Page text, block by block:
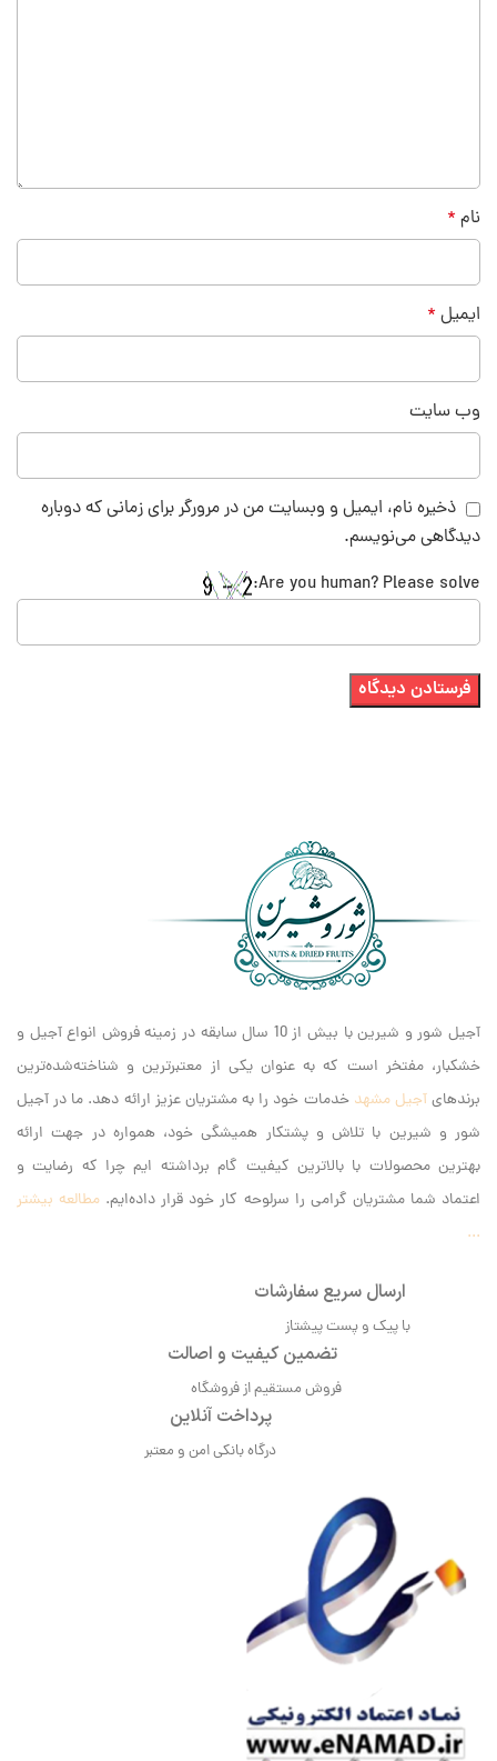
نام *
ایمیل *
وب‌ سایت
ذخیره نام، ایمیل و وبسایت من در مرورگر برای زمانی که دوباره
دیدگاهی می‌نویسم.
Are you human? Please solve:
آجیل شور و شیرین با بیش از 10 سال سابقه در زمینه فروش انواع آجیل و
خشکبار، مفتخر است که به عنوان یکی از معتبرترین و شناخته‌شده‌ترین
برندهایآجیل مشهد خدمات خود را به مشتریان عزیز ارائه دهد. ما در آجیل
شور و شیرین با تلاش و پشتکار همیشگی خود، همواره در جهت ارائه
بهترین محصولات با بالاترین کیفیت گام برداشته ایم‌ چرا که رضایت و
اعتماد شما مشتریان گرامی را سرلوحه کار خود قرار داده‌ایم. مطالعه بیشتر
...
ارسال سریع سفارشات
با پیک و پست پیشتاز
تضمین کیفیت و اصالت
فروش مستقیم از فروشگاه
پرداخت آنلاین
درگاه بانکی امن و معتبر